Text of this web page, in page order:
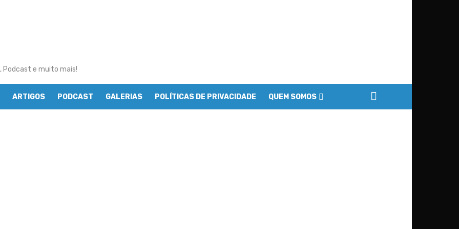
Podcast e muito mais!
ARTIGOS PODCAST GALERIAS POLÍTICAS DE PRIVACIDADE QUEM SOMOS